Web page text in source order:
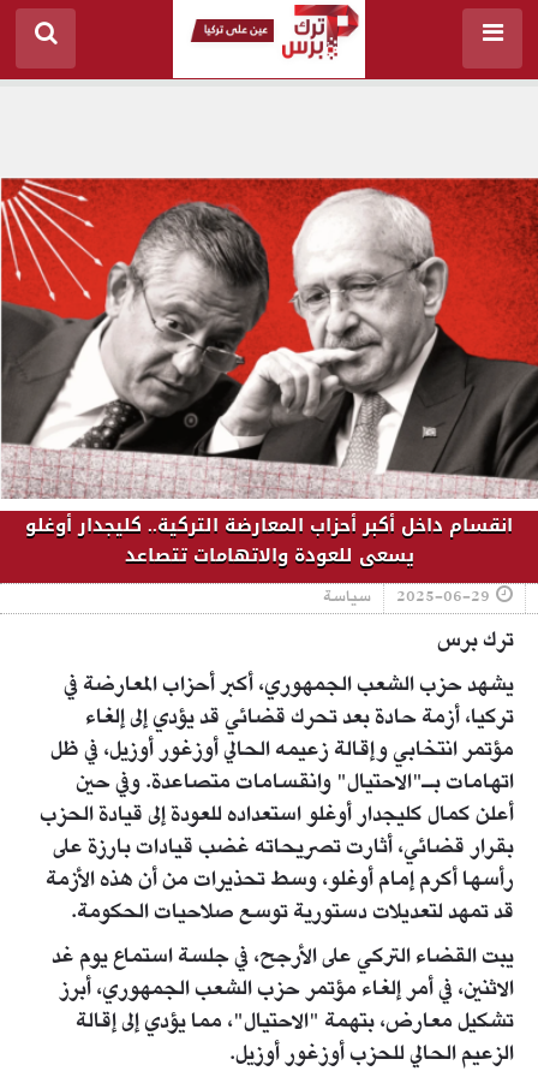
انقسام داخل أكبر أحزاب المعارضة التركية.. كليجدار أوغلو
يسعى للعودة والاتهامات تتصاعد
2025-06-29 سياسة
ترك برس
يشهد حزب الشعب الجمهوري، أكبر أحزاب المعارضة في
تركيا، أزمة حادة بعد تحرك قضائي قد يؤدي إلى إلغاء
مؤتمر انتخابي وإقالة زعيمه الحالي أوزغور أوزيل، في ظل
اتهامات بـ"الاحتيال" وانقسامات متصاعدة. وفي حين
أعلن كمال كليجدار أوغلو استعداده للعودة إلى قيادة الحزب
بقرار قضائي، أثارت تصريحاته غضب قيادات بارزة على
رأسها أكرم إمام أوغلو، وسط تحذيرات من أن هذه الأزمة
قد تمهد لتعديلات دستورية توسع صلاحيات الحكومة.
يبت القضاء التركي على الأرجح، في جلسة استماع يوم غد
الاثنين، في أمر إلغاء مؤتمر حزب الشعب الجمهوري، أبرز
تشكيل معارض، بتهمة "الاحتيال"، مما يؤدي إلى إقالة
الزعيم الحالي للحزب أوزغور أوزيل.